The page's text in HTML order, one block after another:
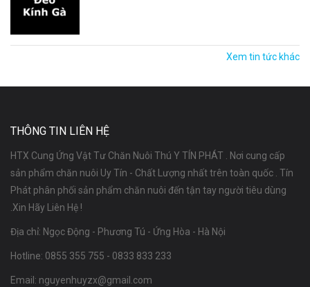
Xem tin tức khác
THÔNG TIN LIÊN HỆ
HTX Cung Ứng Vật Tư Chăn Nuôi Thú Y TÍN PHÁT . Nơi cung cấp
sản phẩm chăn nuôi Uy Tín - Chất Lượng nhất trên toàn quốc . Tín
Phát phân phối sản phẩm chăn nuôi đến tận tay người tiêu dùng
.Xin Hãy Liên Hệ !
Địa chỉ: Ngọc Động - Phương Tú - Ứng Hòa - Hà Nội
Hotline: 0855 355 755 - 0833 833 233
Email: nguyenhuyzx@gmail.com